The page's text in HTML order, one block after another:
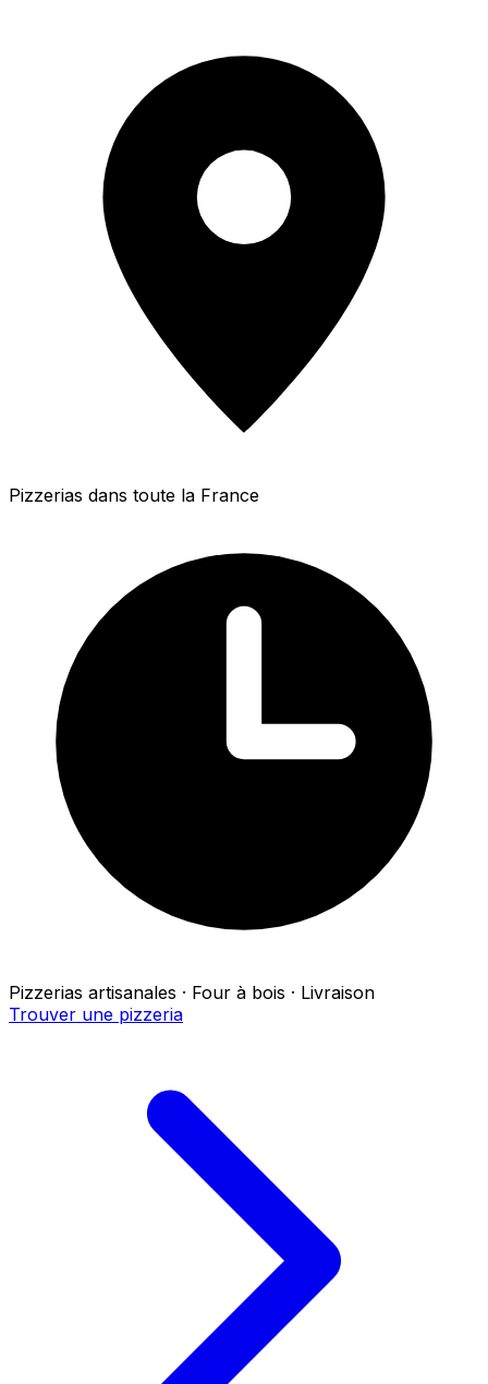
Pizzerias dans toute la France
Pizzerias artisanales · Four à bois · Livraison
Trouver une pizzeria